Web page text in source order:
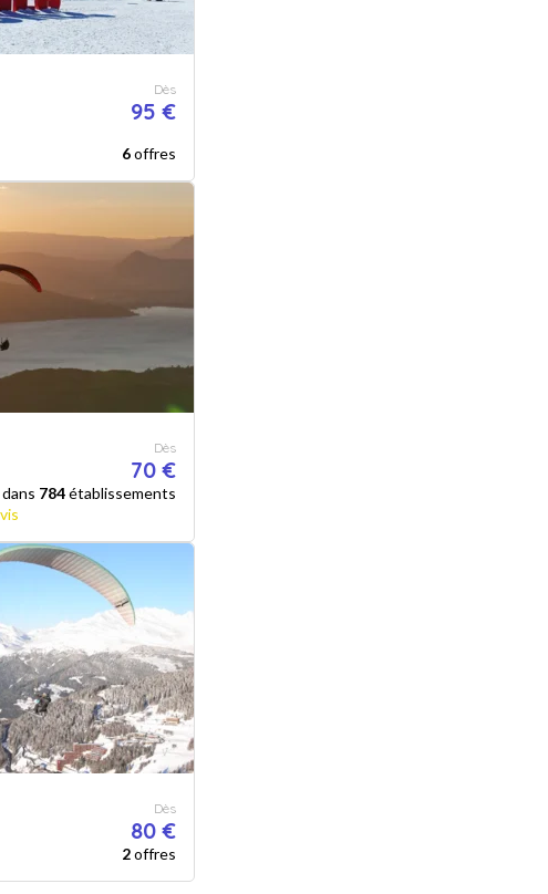
Dès
95 €
6offres
Dès
70 €
784établissements
Dès
80 €
2offres